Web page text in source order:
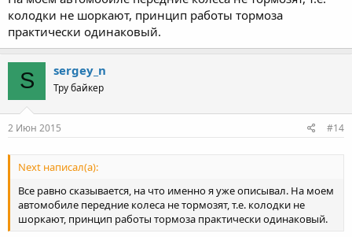
колодки не шоркают, принцип работы тормоза
практически одинаковый.
S sergey_n
Тру байкер
2 Июн 2015 #14
Next написал(а):
Все равно сказывается, на что именно я уже описывал. На моем
автомобиле передние колеса не тормозят, т.е. колодки не
шоркают, принцип работы тормоза практически одинаковый.